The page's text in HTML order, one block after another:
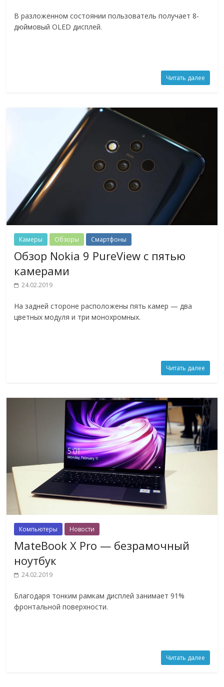
В разложенном состоянии пользователь получает 8-
дюймовый OLED дисплей.
Читать далее
Камеры Обзоры Смартфоны
Обзор Nokia 9 PureView с пятью
камерами
24.02.2019
На задней стороне расположены пять камер — два
цветных модуля и три монохромных.
Читать далее
Компьютеры Новости
MateBook X Pro — безрамочный
ноутбук
24.02.2019
Благодаря тонким рамкам дисплей занимает 91%
фронтальной поверхности.
Читать далее